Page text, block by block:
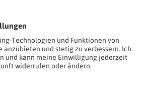
Rechtsgrundlage für die
genannt.